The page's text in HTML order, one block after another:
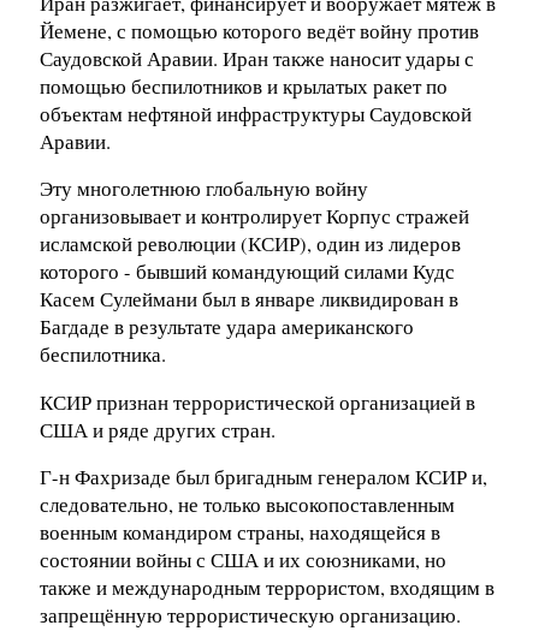
Йемене, с помощью которого ведёт войну против
Саудовской Аравии. Иран также наносит удары с
помощью беспилотников и крылатых ракет по
объектам нефтяной инфраструктуры Саудовской
Аравии.
Эту многолетнюю глобальную войну
организовывает и контролирует Корпус стражей
исламской революции (КСИР), один из лидеров
которого - бывший командующий силами Кудс
Касем Сулеймани был в январе ликвидирован в
Багдаде в результате удара американского
беспилотника.
КСИР признан террористической организацией в
США и ряде других стран.
Г-н Фахризаде был бригадным генералом КСИР и,
следовательно, не только высокопоставленным
военным командиром страны, находящейся в
состоянии войны с США и их союзниками, но
также и международным террористом, входящим в
запрещённую террористическую организацию.